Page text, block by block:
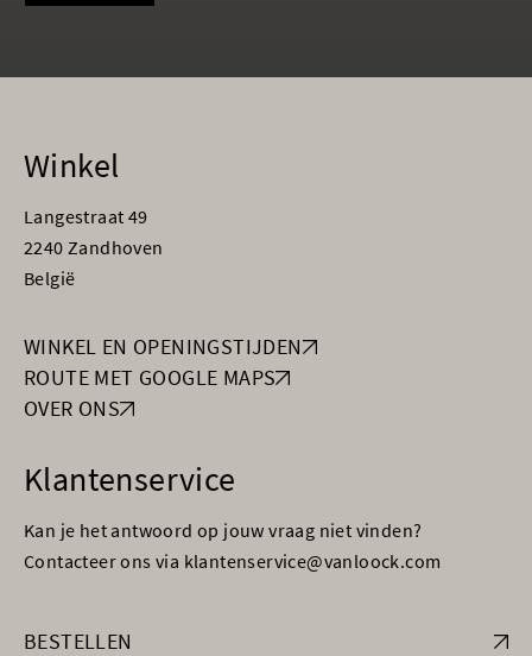
Winkel
Langestraat 49
2240 Zandhoven
België
WINKEL EN OPENINGSTIJDEN
ROUTE MET GOOGLE MAPS
OVER ONS
Klantenservice
Kan je het antwoord op jouw vraag niet vinden?
Contacteer ons via klantenservice@vanloock.com
BESTELLEN